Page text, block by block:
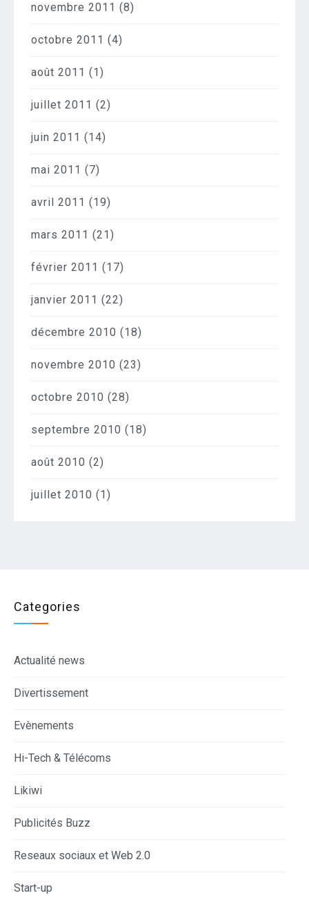
novembre 2011 (8)
octobre 2011 (4)
août 2011 (1)
juillet 2011 (2)
juin 2011 (14)
mai 2011 (7)
avril 2011 (19)
mars 2011 (21)
février 2011 (17)
janvier 2011 (22)
décembre 2010 (18)
novembre 2010 (23)
octobre 2010 (28)
septembre 2010 (18)
août 2010 (2)
juillet 2010 (1)
Categories
Actualité news
Divertissement
Evènements
Hi-Tech & Télécoms
Likiwi
Publicités Buzz
Reseaux sociaux et Web 2.0
Start-up